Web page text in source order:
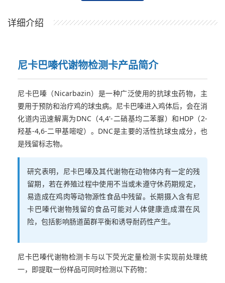
详细介绍
尼卡巴嗪代谢物检测卡产品简介
尼卡巴嗪（Nicarbazin）是一种广泛使用的抗球虫药物，主
要用于预防和治疗鸡的球虫病。尼卡巴嗪进入鸡体后，会在消
化道内迅速解离为DNC（4,4'-二硝基均二苯脲）和HDP（2-
羟基-4,6-二甲基嘧啶）。DNC是主要的活性抗球虫成分，也
是残留标志物。
研究表明，尼卡巴嗪及其代谢物在动物体内有一定的残
留期，若在养殖过程中使用不当或未遵守休药期规定，
易造成在鸡肉等动物源性食品中残留。长期摄入含有尼
卡巴嗪代谢物残留的食品可能对人体健康造成潜在风
险，包括影响肠道菌群平衡和诱导耐药性产生。
尼卡巴嗪代谢物检测卡与以下荧光定量检测卡实现前处理统
一，即提取一份样品可同时检测以下药物：